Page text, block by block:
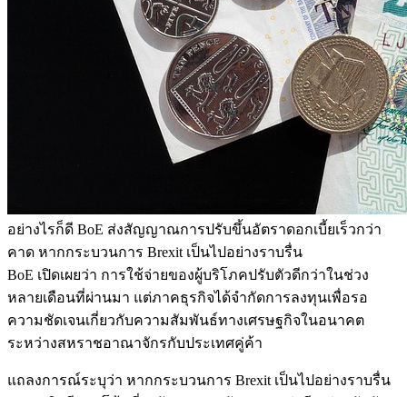
อย่างไรก็ดี BoE ส่งสัญญาณการปรับขึ้นอัตราดอกเบี้ยเร็วกว่า
คาด หากกระบวนการ Brexit เป็นไปอย่างราบรื่น
BoE เปิดเผยว่า การใช้จ่ายของผู้บริโภคปรับตัวดีกว่าในช่วง
หลายเดือนที่ผ่านมา แต่ภาคธุรกิจได้จำกัดการลงทุนเพื่อรอ
ความชัดเจนเกี่ยวกับความสัมพันธ์ทางเศรษฐกิจในอนาคต
ระหว่างสหราชอาณาจักรกับประเทศคู่ค้า
แถลงการณ์ระบุว่า หากกระบวนการ Brexit เป็นไปอย่างราบรื่น